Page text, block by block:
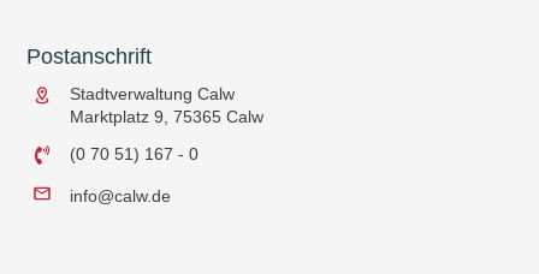
Postanschrift
Stadtverwaltung Calw
Marktplatz 9, 75365 Calw
(0 70 51) 167 - 0
info@calw.de